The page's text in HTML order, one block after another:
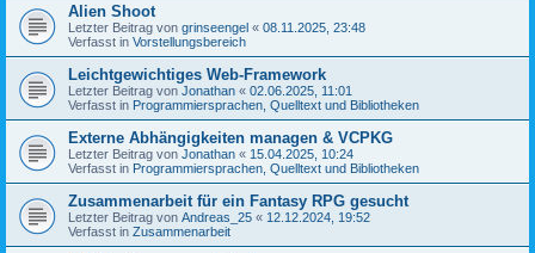
Alien Shoot
Letzter Beitrag von grinseengel « 08.11.2025, 23:48
Verfasst in Vorstellungsbereich
Leichtgewichtiges Web-Framework
Letzter Beitrag von Jonathan « 02.06.2025, 11:01
Verfasst in Programmiersprachen, Quelltext und Bibliotheken
Externe Abhängigkeiten managen & VCPKG
Letzter Beitrag von Jonathan « 15.04.2025, 10:24
Verfasst in Programmiersprachen, Quelltext und Bibliotheken
Zusammenarbeit für ein Fantasy RPG gesucht
Letzter Beitrag von Andreas_25 « 12.12.2024, 19:52
Verfasst in Zusammenarbeit